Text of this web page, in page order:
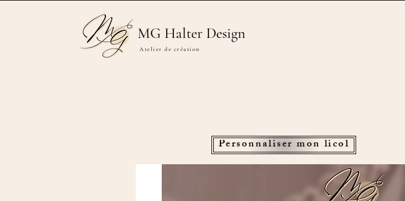
MG Halter Design
Atelier de création
Personnaliser mon licol